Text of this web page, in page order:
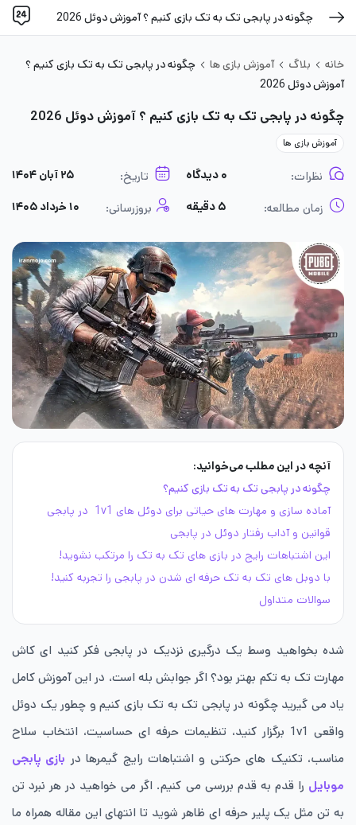
چگونه در پابجی تک به تک بازی کنیم ؟ آموزش دوئل 2026
خانه بلاگ آموزش بازی ها
چگونه در پابجی تک به تک بازی کنیم ؟
آموزش دوئل 2026
چگونه در پابجی تک به تک بازی کنیم ؟ آموزش دوئل 2026
آموزش بازی ها
نظرات: ۰ دیدگاه تاریخ: ۲۵ آبان ۱۴۰۴
زمان مطالعه: ۵ دقیقه بروزرسانی: ۱۰ خرداد ۱۴۰۵
آنچه در این مطلب می‌خوانید:
چگونه در پابجی تک به تک بازی کنیم؟
آماده سازی و مهارت های حیاتی برای دوئل های 1v1 در پابجی
قوانین و آداب رفتار دوئل در پابجی
این اشتباهات رایج در بازی های تک به تک را مرتکب نشوید!
با دوبل های تک به تک حرفه ای شدن در پابجی را تجربه کنید!
سوالات متداول
شده بخواهید وسط یک درگیری نزدیک در پابجی فکر کنید ای کاش
مهارت تک به تکم بهتر بود؟ اگر جوابش بله است، در این آموزش کامل
یاد می گیرید چگونه در پابجی تک به تک بازی کنیم و چطور یک دوئل
واقعی 1v1 برگزار کنید، تنظیمات حرفه ای حساسیت، انتخاب سلاح
مناسب، تکنیک های حرکتی و اشتباهات رایج گیمرها در بازی پابجی
موبایل را قدم به قدم بررسی می کنیم. اگر می خواهید در هر نبرد تن
به تن مثل یک پلیر حرفه ای ظاهر شوید تا انتهای این مقاله همراه ما